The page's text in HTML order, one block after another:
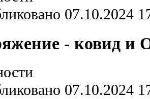
07.10.2024
- ковид и
07.10.2024